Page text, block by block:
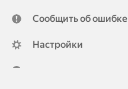
Сообщить об ошибке
Настройки